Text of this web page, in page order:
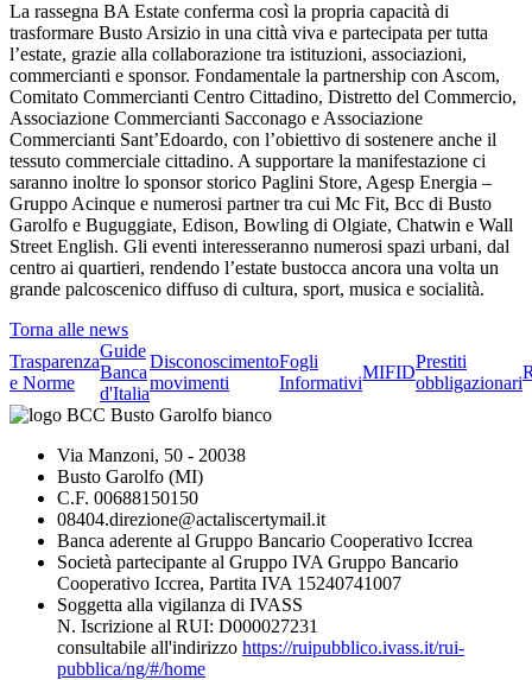
La rassegna BA Estate conferma così la propria capacità di
trasformare Busto Arsizio in una città viva e partecipata per tutta
l’estate, grazie alla collaborazione tra istituzioni, associazioni,
commercianti e sponsor. Fondamentale la partnership con Ascom,
Comitato Commercianti Centro Cittadino, Distretto del Commercio,
Associazione Commercianti Sacconago e Associazione
Commercianti Sant’Edoardo, con l’obiettivo di sostenere anche il
tessuto commerciale cittadino. A supportare la manifestazione ci
saranno inoltre lo sponsor storico Paglini Store, Agesp Energia –
Gruppo Acinque e numerosi partner tra cui Mc Fit, Bcc di Busto
Garolfo e Buguggiate, Edison, Bowling di Olgiate, Chatwin e Wall
Street English. Gli eventi interesseranno numerosi spazi urbani, dal
centro ai quartieri, rendendo l’estate bustocca ancora una volta un
grande palcoscenico diffuso di cultura, sport, musica e socialità.
Torna alle news
Trasparenza
e Norme
Guide
Banca
d'Italia
Disconoscimento
movimenti
Fogli
Informativi
MIFID
Prestiti
obbligazionari
Via Manzoni, 50 - 20038
Busto Garolfo (MI)
C.F. 00688150150
08404.direzione@actaliscertymail.it
Banca aderente al Gruppo Bancario Cooperativo Iccrea
Società partecipante al Gruppo IVA Gruppo Bancario
Cooperativo Iccrea, Partita IVA 15240741007
Soggetta alla vigilanza di IVASS
N. Iscrizione al RUI: D000027231
consultabile all'indirizzo https://ruipubblico.ivass.it/rui-
pubblica/ng/#/home